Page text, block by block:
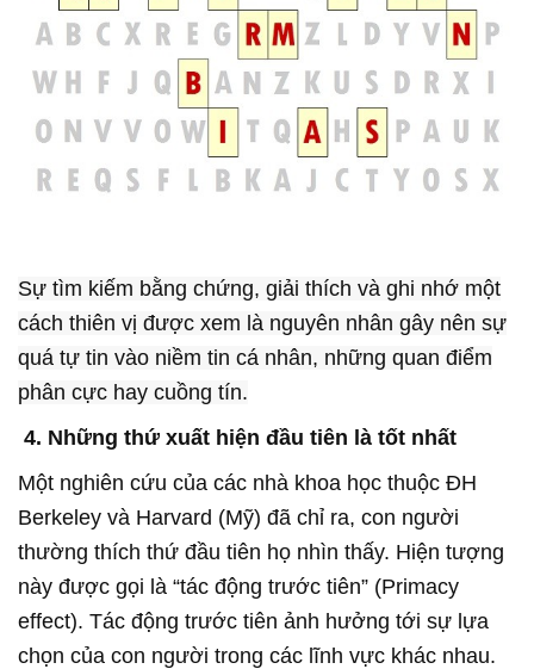
Sự tìm kiếm bằng chứng, giải thích và ghi nhớ một
cách thiên vị được xem là nguyên nhân gây nên sự
quá tự tin vào niềm tin cá nhân, những quan điểm
phân cực hay cuồng tín.
4. Những thứ xuất hiện đầu tiên là tốt nhất
Một nghiên cứu của các nhà khoa học thuộc ĐH
Berkeley và Harvard (Mỹ) đã chỉ ra, con người
thường thích thứ đầu tiên họ nhìn thấy. Hiện tượng
này được gọi là “tác động trước tiên” (Primacy
effect). Tác động trước tiên ảnh hưởng tới sự lựa
chọn của con người trong các lĩnh vực khác nhau.